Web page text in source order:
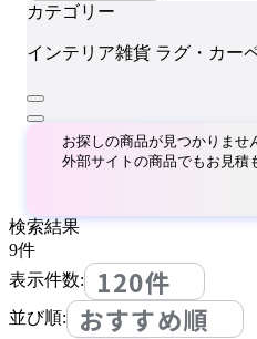
カテゴリー
インテリア雑貨 ラグ・カー
お探しの商品が見つかりませ
外部サイトの商品でもお見積
検索結果
9件
表示件数:
120件
並び順: おすすめ順